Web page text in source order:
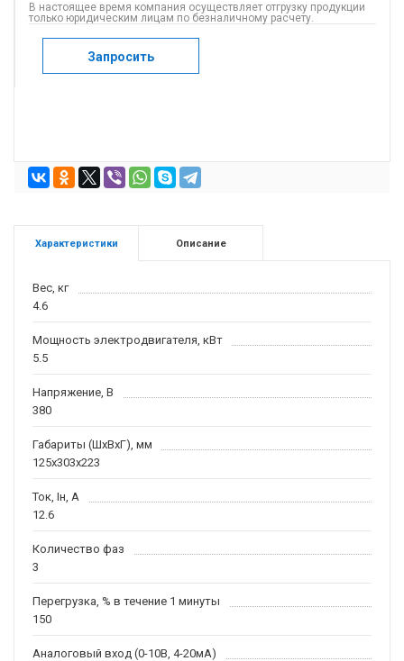
В настоящее время компания осуществляет отгрузку продукции
только юридическим лицам по безналичному расчету.
Запросить
Характеристики Описание
Вес, кг
4.6
Мощность электродвигателя, кВт
5.5
Напряжение, В
380
Габариты (ШхВхГ), мм
125х303х223
Ток, Iн, А
12.6
Количество фаз
3
Перегрузка, % в течение 1 минуты
150
Аналоговый вход (0-10В, 4-20мА)